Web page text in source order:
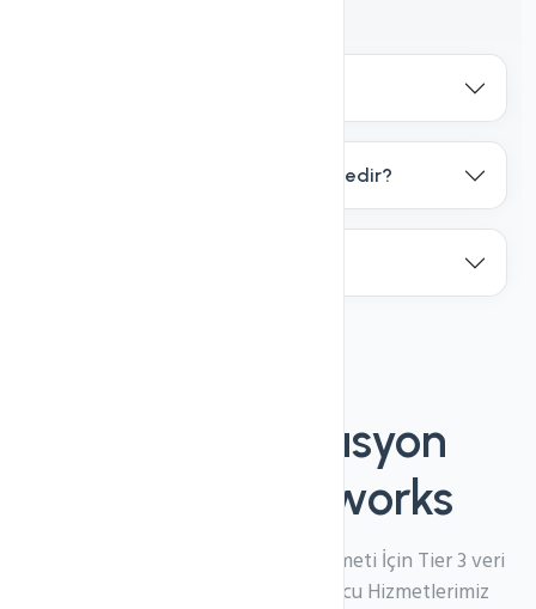
VDS ile VPS Arasındaki Fark Nedir?
Türkiye Lokasyon
Webkur Networks
Performanslı Kesintisiz Sunucu Hizmeti İçin Tier 3 veri
Merkezinden sağlanan VDS Sunucu Hizmetlerimiz